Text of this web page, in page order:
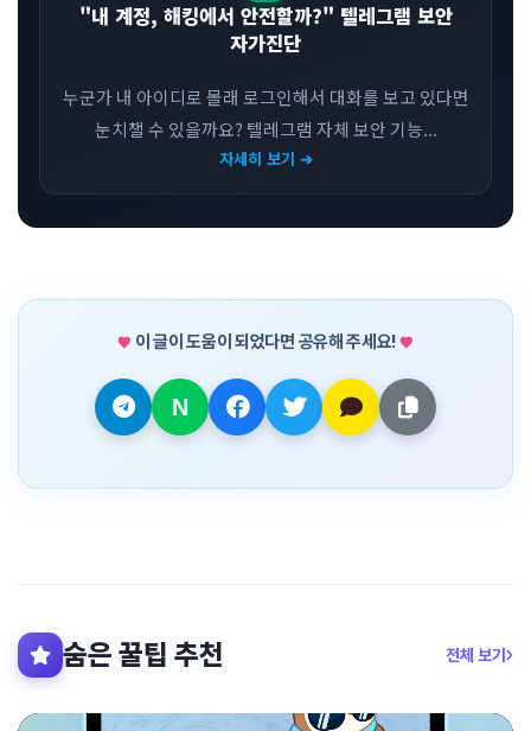
"내 계정, 해킹에서 안전할까?" 텔레그램 보안
자가진단
누군가 내 아이디로 몰래 로그인해서 대화를 보고 있다면
눈치챌 수 있을까요? 텔레그램 자체 보안 기능...
자세히 보기 ➔
이 글이 도움이 되었다면 공유해 주세요!
숨은 꿀팁 추천 전체 보기